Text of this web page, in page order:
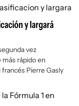
y largará
vez
más rápido en
Pierre Gasly